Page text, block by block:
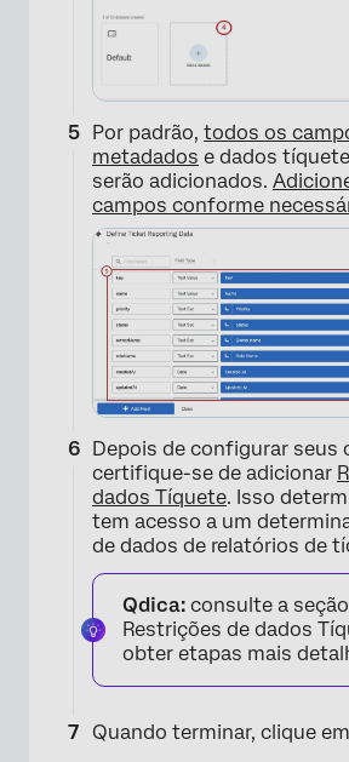
Por padrão, todos os
metadados e dados tíquete
serão adicionados.
campos conforme
Depois de configurar seus
certifique-se de adicionar
dados Tíquete. Isso
tem acesso a um
de dados de relatórios de
Qdica: consulte a seção
Restrições de dados
obter etapas mais
Quando terminar, clique em